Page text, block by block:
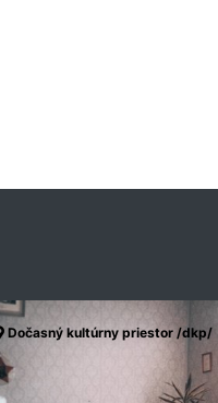
Dočasný kultúrny priestor /dkp/